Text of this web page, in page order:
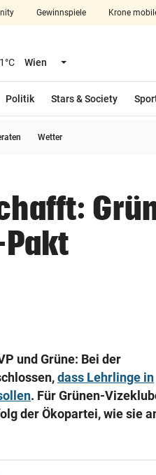
Gewinnspiele Krone
Wien Menü aufklappen
Politik Stars & Society
Wetter
und Grüne: Bei der
dass Lehrlinge in
. Für Grünen-
der Ökopartei, wie sie